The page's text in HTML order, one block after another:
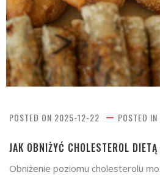
POSTED ON 2025-12-22 POSTED IN
JAK OBNIŻYĆ CHOLESTEROL
Obniżenie poziomu cholesterolu